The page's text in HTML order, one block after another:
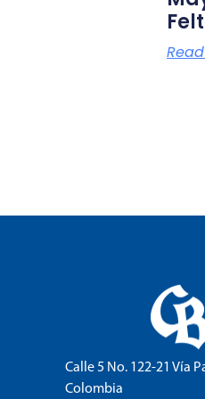
Calle 5 No. 122-21 Vía
Colombia